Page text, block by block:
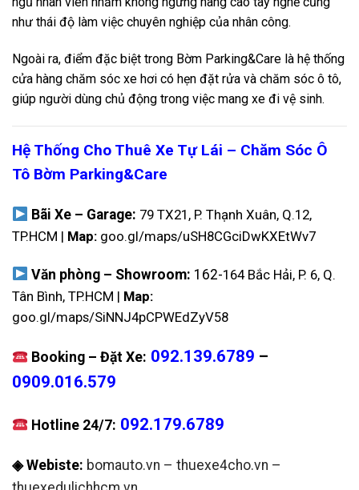
như thái độ làm việc chuyên nghiệp của nhân công.
Ngoài ra, điểm đặc biệt trong Bờm Parking&Care là hệ thống
cửa hàng chăm sóc xe hơi có hẹn đặt rửa và chăm sóc ô tô,
giúp người dùng chủ động trong việc mang xe đi vệ sinh.
Hệ Thống Cho Thuê Xe Tự Lái – Chăm Sóc Ô
Tô Bờm Parking&Care
Bãi Xe – Garage: 79 TX21, P. Thạnh Xuân, Q.12,
TP.HCM | Map: goo.gl/maps/uSH8CGciDwKXEtWv7
Văn phòng – Showroom: 162-164 Bắc Hải, P. 6, Q.
Tân Bình, TP.HCM | Map:
goo.gl/maps/SiNNJ4pCPWEdZyV58
Booking – Đặt Xe: 092.139.6789 –
0909.016.579
Hotline 24/7: 092.179.6789
◈ Webiste: bomauto.vn – thuexe4cho.vn –